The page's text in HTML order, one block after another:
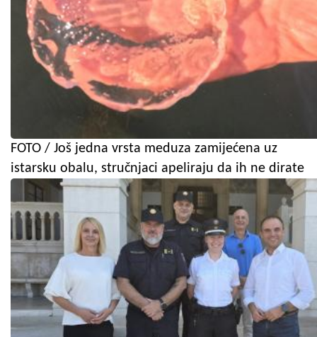
FOTO / Još jedna vrsta meduza zamijećena uz
istarsku obalu, stručnjaci apeliraju da ih ne dirate